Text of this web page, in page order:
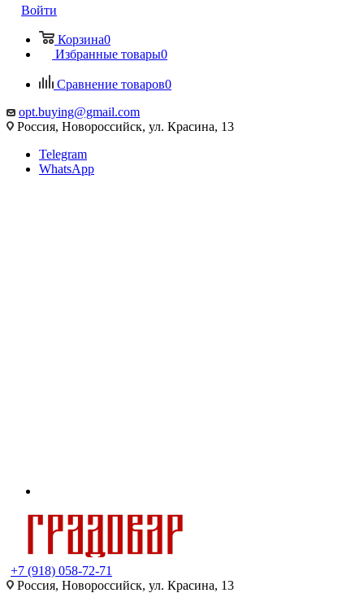
Войти
Корзина0
Избранные товары0
Сравнение товаров0
opt.buying@gmail.com
Россия, Новороссийск, ул. Красина, 13
Telegram
WhatsApp
+7 (918) 058-72-71
Россия, Новороссийск, ул. Красина, 13